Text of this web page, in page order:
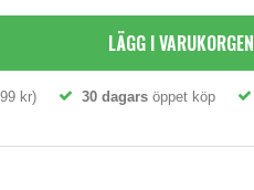
LÄGG I VARUKORGEN
kr) 30 dagars öppet köp